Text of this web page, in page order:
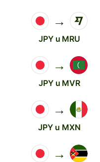
→
JPY u MRU
→
JPY u MVR
→
JPY u MXN
→